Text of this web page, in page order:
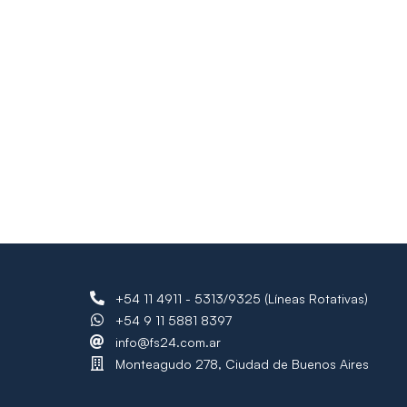
+54 11 4911 - 5313/9325 (Líneas Rotativas)
+54 9 11 5881 8397
info@fs24.com.ar
Monteagudo 278, Ciudad de Buenos Aires